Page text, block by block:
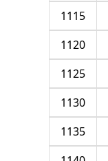
1115
1120
1125
1130
1135